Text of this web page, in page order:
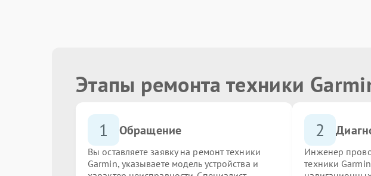
Этапы ремонта техники
1 Обращение
Вы оставляете заявку на ремонт техники
Garmin, указываете модель устройства и
2
Инженер
техники